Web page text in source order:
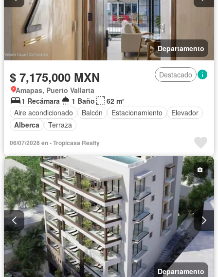
Departamento
$ 7,175,000 MXN
Destacado
Amapas, Puerto Vallarta
1 Recámara
1 Baño
62 m²
Aire acondicionado
Balcón Estacionamiento
Elevador
Alberca
Terraza
06/07/2026 en - Tropicasa Realty
Departamento